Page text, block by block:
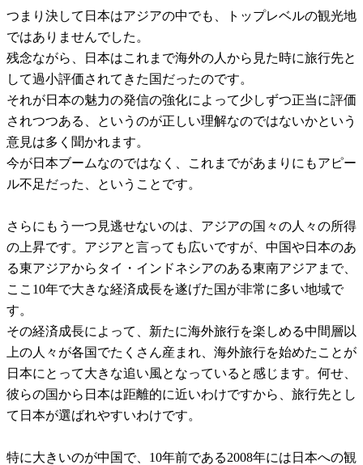
つまり決して日本はアジアの中でも、トップレベルの観光地
ではありませんでした。
残念ながら、日本はこれまで海外の人から見た時に旅行先と
して過小評価されてきた国だったのです。
それが日本の魅力の発信の強化によって少しずつ正当に評価
されつつある、というのが正しい理解なのではないかという
意見は多く聞かれます。
今が日本ブームなのではなく、これまでがあまりにもアピー
ル不足だった、ということです。
さらにもう一つ見逃せないのは、アジアの国々の人々の所得
の上昇です。アジアと言っても広いですが、中国や日本のあ
る東アジアからタイ・インドネシアのある東南アジアまで、
ここ10年で大きな経済成長を遂げた国が非常に多い地域で
す。
その経済成長によって、新たに海外旅行を楽しめる中間層以
上の人々が各国でたくさん産まれ、海外旅行を始めたことが
日本にとって大きな追い風となっていると感じます。何せ、
彼らの国から日本は距離的に近いわけですから、旅行先とし
て日本が選ばれやすいわけです。
特に大きいのが中国で、10年前である2008年には日本への観